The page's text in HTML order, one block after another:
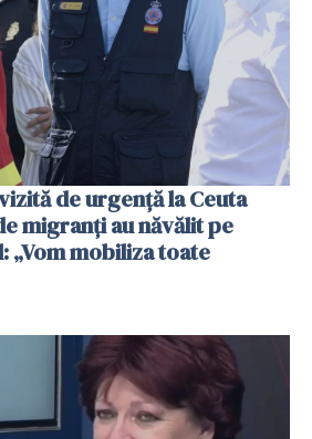
de urgență la Ceuta
migranți au năvălit pe
mobiliza toate